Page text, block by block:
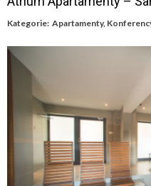
Kategorie: Apartamenty,